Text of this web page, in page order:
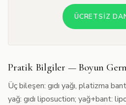
ÜCRETSIZ
Pratik Bilgiler — Boyun
Üç bileşen: gıdı yağı, platizma
yağ: gıdı liposuction; yağ+bant: